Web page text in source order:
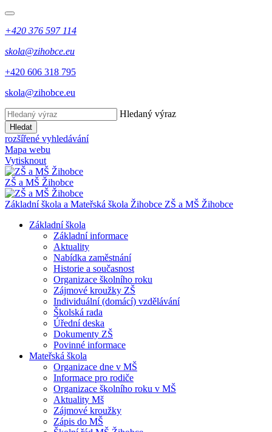
+420 376 597 114
skola@zihobce.eu
+420 606 318 795
skola@zihobce.eu
Hledaný výraz
Hledat
rozšířené vyhledávání
Mapa webu
Vytisknout
ZŠ a MŠ Žihobce
Základní škola a Mateřská škola Žihobce ZŠ a MŠ Žihobce
Základní škola
Základní informace
Aktuality
Nabídka zaměstnání
Historie a současnost
Organizace školního roku
Zájmové kroužky ZŠ
Individuální (domácí) vzdělávání
Školská rada
Úřední deska
Dokumenty ZŠ
Povinné informace
Mateřská škola
Organizace dne v MŠ
Informace pro rodiče
Organizace školního roku v MŠ
Aktuality Mš
Zájmové kroužky
Zápis do MŠ